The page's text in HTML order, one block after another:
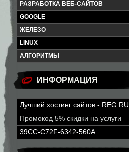
РАЗРАБОТКА ВЕБ-САЙТОВ
GOOGLE
ЖЕЛЕЗО
LINUX
АЛГОРИТМЫ
ИНФОРМАЦИЯ
Лучший хостинг сайтов - REG.RU
Промокод 5% скидки на услуги
39CC-C72F-6342-560A